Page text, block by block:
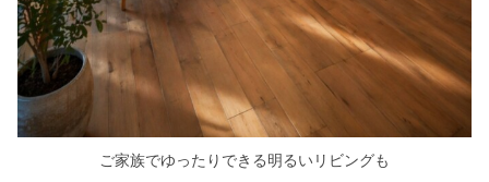
ご家族でゆったりできる明るいリビングも